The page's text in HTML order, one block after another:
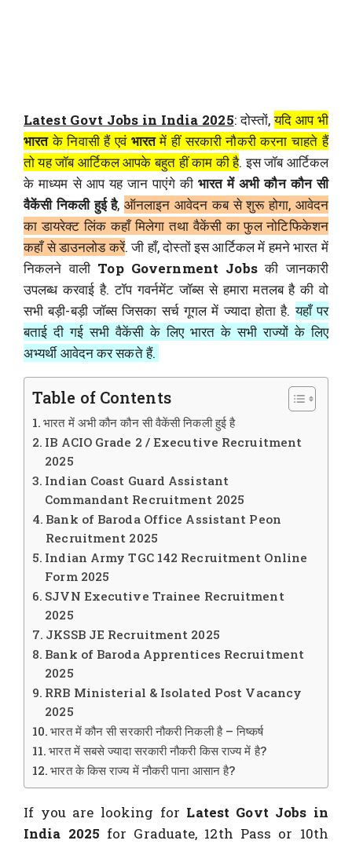
Latest Govt Jobs in India 2025: दोस्तों,यदि आप भी
भारतके निवासी हैं एवं भारतमें हीं सरकारी नौकरी करना चाहते हैं
तो यह जॉब आर्टिकल आपके बहुत हीं काम की है. इस जॉब आर्टिकल
के माध्यम से आप यह जान पाएंगे की भारत में अभी कौन कौन सी
वैकेंसी निकली हुई है, ऑनलाइन आवेदन कब से शुरू होगा, आवेदन
का डायरेक्ट लिंक कहाँ मिलेगा तथा वैकेंसी का फुल नोटिफिकेशन
कहाँ से डाउनलोड करें. जी हाँ, दोस्तों इस आर्टिकल में हमने भारत में
निकलने वाली Top Government Jobsकी जानकारी
उपलब्ध करवाई है. टॉप गवर्नमेंट जॉब्स से हमारा मतलब है की वो
सभी बड़ी-बड़ी जॉब्स जिसका सर्च गूगल में ज्यादा होता है.यहाँ पर
बताई दी गई सभी वैकेंसी के लिए भारत के सभी राज्यों के लिए
अभ्यर्थी आवेदन कर सकते हैं.
Table of Contents
भारत में अभी कौन कौन सी वैकेंसी निकली हुई है
IB ACIO Grade 2 / Executive Recruitment
2025
Indian Coast Guard Assistant
Commandant Recruitment 2025
Bank of Baroda Office Assistant Peon
Recruitment 2025
Indian Army TGC 142 Recruitment Online
Form 2025
SJVN Executive Trainee Recruitment
2025
JKSSB JE Recruitment 2025
Bank of Baroda Apprentices Recruitment
2025
RRB Ministerial & Isolated Post Vacancy
2025
भारत में कौन सी सरकारी नौकरी निकली है – निष्कर्ष
भारत में सबसे ज्यादा सरकारी नौकरी किस राज्य में है?
भारत के किस राज्य में नौकरी पाना आसान है?
If you are looking for Latest Govt Jobs in
India 2025 for Graduate, 12th Pass or 10th